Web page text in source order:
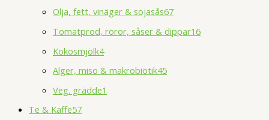
Olja, fett, vinäger & sojasås67
Tomatprod, röror, såser & dippar16
Kokosmjölk4
Alger, miso & makrobiotik45
Veg. grädde1
Te & Kaffe57